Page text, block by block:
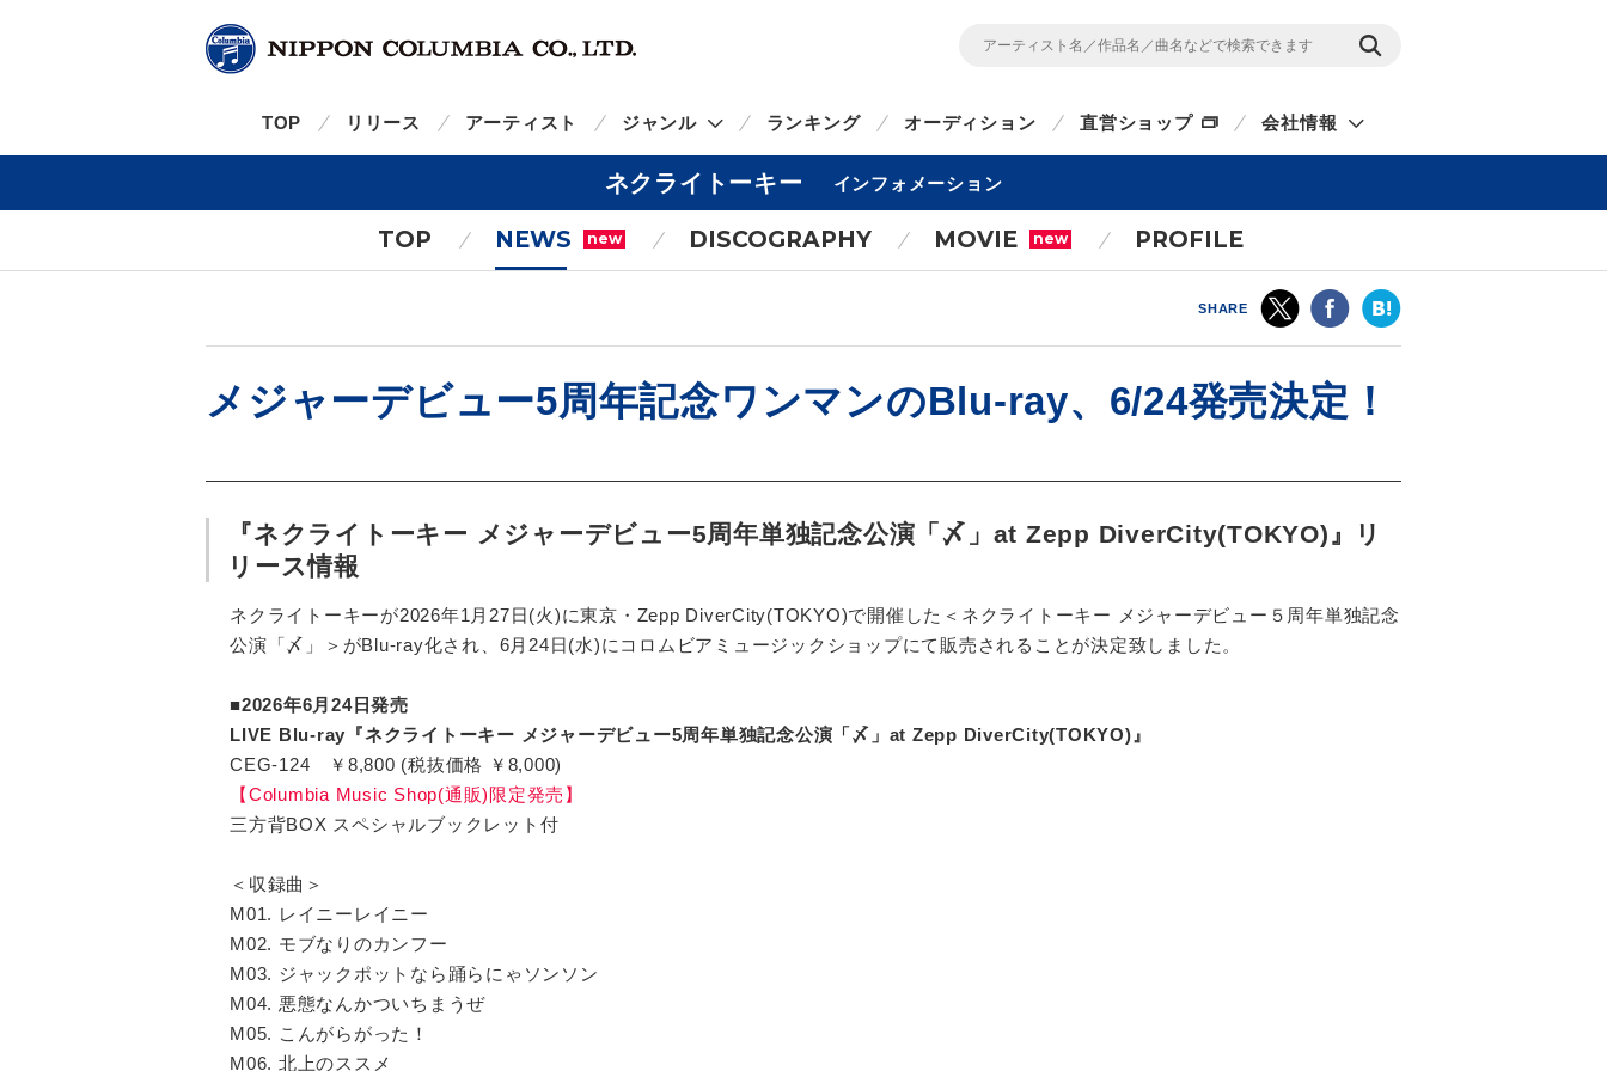
TOP リリース アーティスト ジャンル ランキング オーディション 直営ショップ 会社情報
ネクライトーキー インフォメーション
TOP NEWS new DISCOGRAPHY MOVIE new PROFILE
SHARE
メジャーデビュー5周年記念ワンマンのBlu-ray、6/24発売決定！
『ネクライトーキー メジャーデビュー5周年単独記念公演「〆」at Zepp DiverCity(TOKYO)』リ
リース情報
ネクライトーキーが2026年1月27日(火)に東京・Zepp DiverCity(TOKYO)で開催した＜ネクライトーキー メジャーデビュー５周年単独記念
公演「〆」＞がBlu-ray化され、6月24日(水)にコロムビアミュージックショップにて販売されることが決定致しました。
■2026年6月24日発売
LIVE Blu-ray『ネクライトーキー メジャーデビュー5周年単独記念公演「〆」at Zepp DiverCity(TOKYO)』
CEG-124 ￥8,800 (税抜価格 ￥8,000)
【Columbia Music Shop(通販)限定発売】
三方背BOX スペシャルブックレット付
＜収録曲＞
M01. レイニーレイニー
M02. モブなりのカンフー
M03. ジャックポットなら踊らにゃソンソン
M04. 悪態なんかついちまうぜ
M05. こんがらがった！
M06. 北上のススメ